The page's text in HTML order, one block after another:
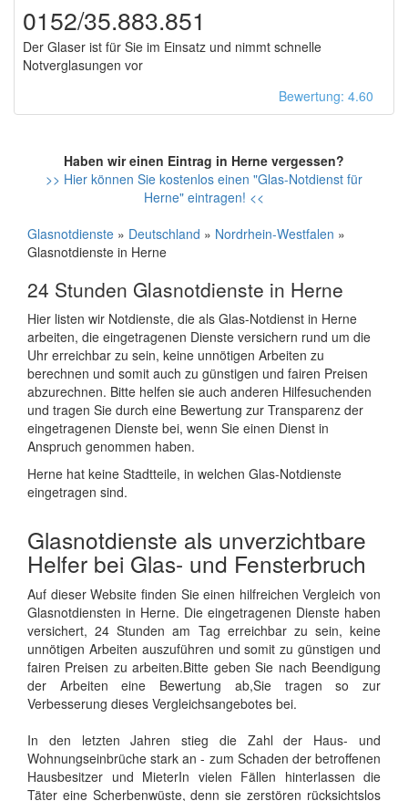
0152/35.883.851
Der Glaser ist für Sie im Einsatz und nimmt schnelle
Notverglasungen vor
Bewertung: 4.60
Haben wir einen Eintrag in Herne vergessen?
>> Hier können Sie kostenlos einen "Glas-Notdienst für
Herne" eintragen! <<
Glasnotdienste » Deutschland » Nordrhein-Westfalen »
Glasnotdienste in Herne
24 Stunden Glasnotdienste in Herne
Hier listen wir Notdienste, die als Glas-Notdienst in Herne
arbeiten, die eingetragenen Dienste versichern rund um die
Uhr erreichbar zu sein, keine unnötigen Arbeiten zu
berechnen und somit auch zu günstigen und fairen Preisen
abzurechnen. Bitte helfen sie auch anderen Hilfesuchenden
und tragen Sie durch eine Bewertung zur Transparenz der
eingetragenen Dienste bei, wenn Sie einen Dienst in
Anspruch genommen haben.
Herne hat keine Stadtteile, in welchen Glas-Notdienste
eingetragen sind.
Glasnotdienste als unverzichtbare
Helfer bei Glas- und Fensterbruch
Auf dieser Website finden Sie einen hilfreichen Vergleich von
Glasnotdiensten in Herne. Die eingetragenen Dienste haben
versichert, 24 Stunden am Tag erreichbar zu sein, keine
unnötigen Arbeiten auszuführen und somit zu günstigen und
fairen Preisen zu arbeiten.Bitte geben Sie nach Beendigung
der Arbeiten eine Bewertung ab,Sie tragen so zur
Verbesserung dieses Vergleichsangebotes bei.
In den letzten Jahren stieg die Zahl der Haus- und
Wohnungseinbrüche stark an - zum Schaden der betroffenen
Hausbesitzer und MieterIn vielen Fällen hinterlassen die
Täter eine Scherbenwüste, denn sie zerstören rücksichtslos